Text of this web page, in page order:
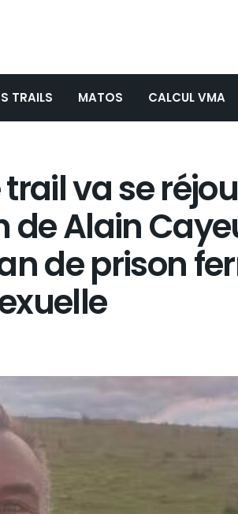
TRAILS MATOS CALCUL VMA
va se
Alain
de prison